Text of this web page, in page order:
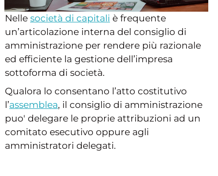
Nelle società di capitali è frequente
un’articolazione interna del consiglio di
amministrazione per rendere più razionale
ed efficiente la gestione dell’impresa
sottoforma di società.
Qualora lo consentano l’atto costitutivo
l’assemblea, il consiglio di amministrazione
puo' delegare le proprie attribuzioni ad un
comitato esecutivo oppure agli
amministratori delegati.